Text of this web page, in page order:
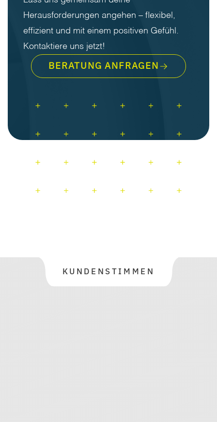
Herausforderungen angehen – flexibel,
effizient und mit einem positiven Gefühl.
Kontaktiere uns jetzt!
BERATUNG ANFRAGEN
KUNDENSTIMMEN